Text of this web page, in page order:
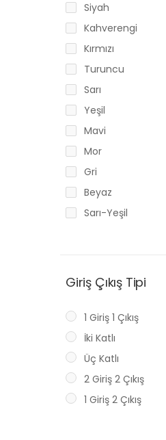
Siyah
Kahverengi
Kırmızı
Turuncu
Sarı
Yeşil
Mavi
Mor
Gri
Beyaz
Sarı-Yeşil
Giriş Çıkış Tipi
1 Giriş 1 Çıkış
İki Katlı
Üç Katlı
2 Giriş 2 Çıkış
1 Giriş 2 Çıkış